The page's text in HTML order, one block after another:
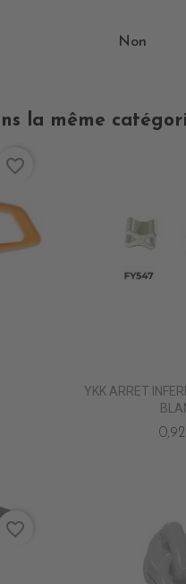
Non
la même
favorite_border
YKK ARRET
favorite_border